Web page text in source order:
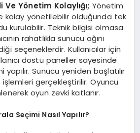
Yönetim Kolaylığı; Yönetim
kolay yönetilebilir olduğunda tek
kurulabilir. Teknik bilgisi olmasa
rahatlıkla sunucu ağını
seçeneklerdir. Kullanıcılar için
dostu paneller sayesinde
Sunucu yeniden başlatılır
gerçekleştirilir. Oyuncu
oyun zevki katlanır.
Seçimi Nasıl Yapılır?